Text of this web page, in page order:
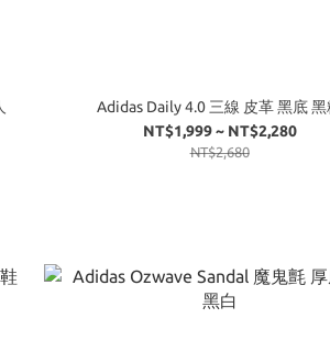
Adidas Daily 4.0 三線 皮革 黑底 黑
NT$1,999 ~ NT$2,280
NT$2,680